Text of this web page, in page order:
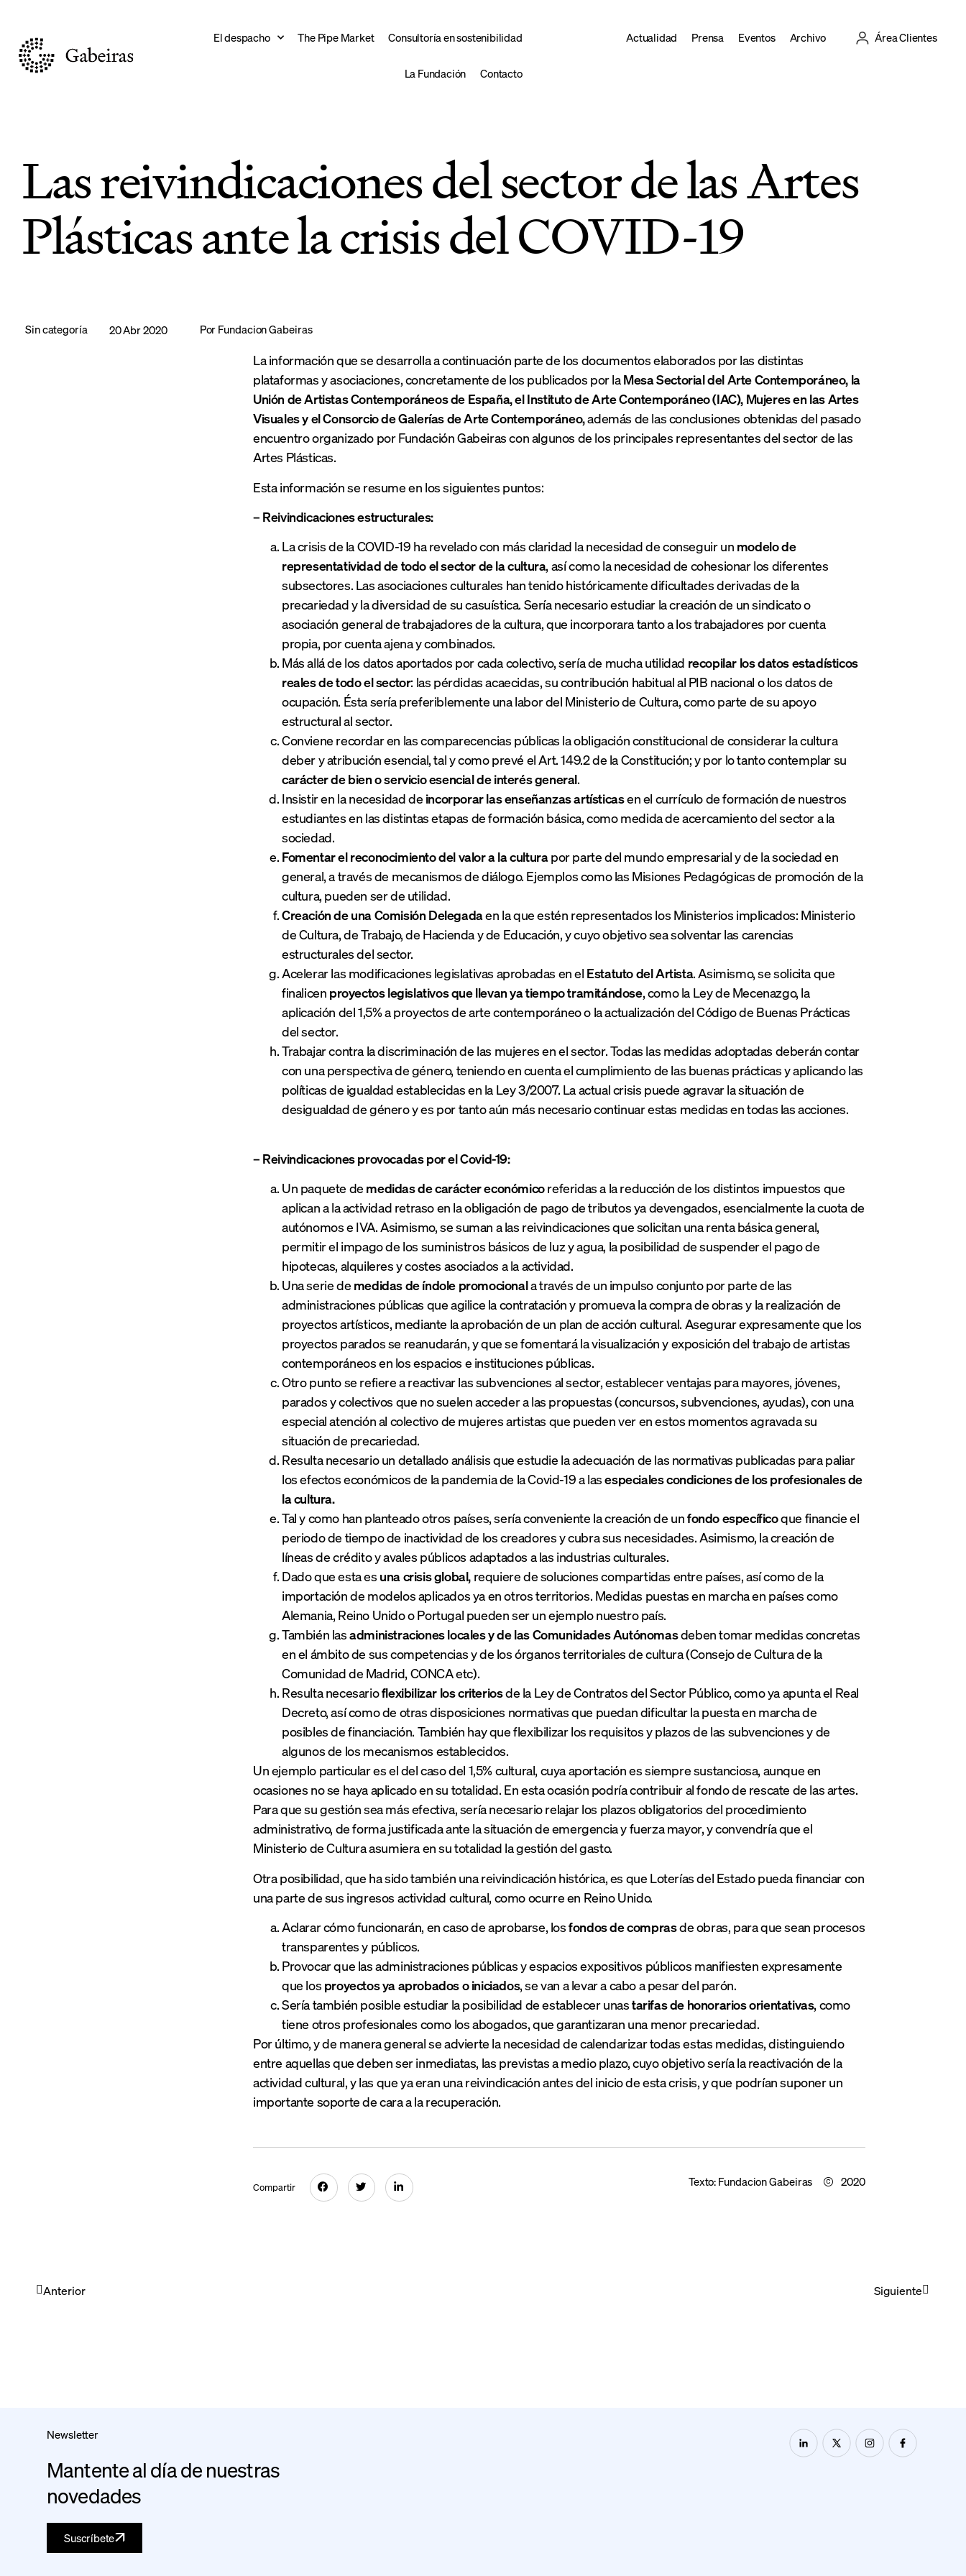
El despacho The Pipe Market Consultoría en sostenibilidad
La Fundación Contacto
Actualidad Prensa Eventos Archivo Área Clientes
Las reivindicaciones del sector de las Artes
Plásticas ante la crisis del COVID-19
Sin categoría 20 Abr 2020 Por Fundacion Gabeiras
La información que se desarrolla a continuación parte de los documentos elaborados por las distintas
plataformas y asociaciones, concretamente de los publicados por laMesa Sectorial del Arte Contemporáneo, la
Unión de Artistas Contemporáneos de España, el Instituto de Arte Contemporáneo (IAC), Mujeres en las Artes
Visuales y el Consorcio de Galerías de Arte Contemporáneo,además de las conclusiones obtenidas del pasado
encuentro organizado por Fundación Gabeiras con algunos de los principales representantes del sector de las
Artes Plásticas.
Esta información se resume en los siguientes puntos:
– Reivindicaciones estructurales:
La crisis de la COVID-19 ha revelado con más claridad la necesidad de conseguir un modelo de
representatividad de todo el sector de la cultura, así como la necesidad de cohesionar los diferentes
subsectores. Las asociaciones culturales han tenido históricamente dificultades derivadas de la
precariedad y la diversidad de su casuística. Sería necesario estudiar la creación de un sindicato o
asociación general de trabajadores de la cultura, que incorporara tanto a los trabajadores por cuenta
propia, por cuenta ajena y combinados.
Más allá de los datos aportados por cada colectivo, sería de mucha utilidad recopilar los datos estadísticos
reales de todo el sector: las pérdidas acaecidas, su contribución habitual al PIB nacional o los datos de
ocupación. Ésta sería preferiblemente una labor del Ministerio de Cultura, como parte de su apoyo
estructural al sector.
Conviene recordar en las comparecencias públicas la obligación constitucional de considerar la cultura
deber y atribución esencial, tal y como prevé el Art. 149.2 de la Constitución; y por lo tanto contemplar su
carácter de bien o servicio esencial de interés general.
Insistir en la necesidad de incorporar las enseñanzas artísticasen el currículo de formación de nuestros
estudiantes en las distintas etapas de formación básica, como medida de acercamiento del sector a la
sociedad.
Fomentar el reconocimiento del valor a la culturapor parte del mundo empresarial y de la sociedad en
general, a través de mecanismos de diálogo. Ejemplos como las Misiones Pedagógicas de promoción de la
cultura, pueden ser de utilidad.
Creación de una Comisión Delegadaen la que estén representados los Ministerios implicados: Ministerio
de Cultura, de Trabajo, de Hacienda y de Educación, y cuyo objetivo sea solventar las carencias
estructurales del sector.
Acelerar las modificaciones legislativas aprobadas en el Estatuto del Artista. Asimismo, se solicita que
finalicen proyectos legislativos que llevan ya tiempo tramitándose, como la Ley de Mecenazgo, la
aplicación del 1,5% a proyectos de arte contemporáneo o la actualización del Código de Buenas Prácticas
del sector.
Trabajar contra la discriminación de las mujeres en el sector. Todas las medidas adoptadas deberán contar
con una perspectiva de género, teniendo en cuenta el cumplimiento de las buenas prácticas y aplicando las
políticas de igualdad establecidas en la Ley 3/2007. La actual crisis puede agravar la situación de
desigualdad de género y es por tanto aún más necesario continuar estas medidas en todas las acciones.
– Reivindicaciones provocadas por el Covid-19:
Un paquete de medidasde carácter económicoreferidas a la reducción de los distintos impuestos que
aplican a la actividad retraso en la obligación de pago de tributos ya devengados, esencialmente la cuota de
autónomos e IVA. Asimismo, se suman a las reivindicaciones que solicitan una renta básica general,
permitir el impago de los suministros básicos de luz y agua, la posibilidad de suspender el pago de
hipotecas, alquileres y costes asociados a la actividad.
Una serie de medidas de índole promocionala través de un impulso conjunto por parte de las
administraciones públicas que agilice la contratación y promueva la compra de obras y la realización de
proyectos artísticos, mediante la aprobación de un plan de acción cultural. Asegurar expresamente que los
proyectos parados se reanudarán, y que se fomentará la visualización y exposición del trabajo de artistas
contemporáneos en los espacios e instituciones públicas.
Otro punto se refiere a reactivar las subvenciones al sector, establecer ventajas para mayores, jóvenes,
parados y colectivos que no suelen acceder a las propuestas (concursos, subvenciones, ayudas), con una
especial atención al colectivo de mujeres artistas que pueden ver en estos momentos agravada su
situación de precariedad.
Resulta necesario un detallado análisis que estudie la adecuación de las normativas publicadas para paliar
los efectos económicos de la pandemia de la Covid-19 a lasespeciales condiciones de los profesionales de
la cultura.
Tal y como han planteado otros países, sería conveniente la creación de unfondo específicoque financie el
periodo de tiempo de inactividad de los creadores y cubra sus necesidades. Asimismo, la creación de
líneas de crédito y avales públicos adaptados a las industrias culturales.
Dado que esta es una crisis global, requiere de soluciones compartidas entre países, así como de la
importación de modelos aplicados ya en otros territorios. Medidas puestas en marcha en países como
Alemania, Reino Unido o Portugal pueden ser un ejemplo nuestro país.
También lasadministraciones locales y de las Comunidades Autónomasdeben tomar medidas concretas
en el ámbito de sus competencias y de los órganos territoriales de cultura (Consejo de Cultura de la
Comunidad de Madrid, CONCA etc).
Resulta necesarioflexibilizar los criteriosde la Ley de Contratos del Sector Público, como ya apunta el Real
Decreto, así como de otras disposiciones normativas que puedan dificultar la puesta en marcha de
posibles de financiación. También hay que flexibilizar los requisitos y plazos de las subvenciones y de
algunos de los mecanismos establecidos.
Un ejemplo particular es el del caso del 1,5% cultural, cuya aportación es siempre sustanciosa, aunque en
ocasiones no se haya aplicado en su totalidad. En esta ocasión podría contribuir al fondo de rescate de las artes.
Para que su gestión sea más efectiva, sería necesario relajar los plazos obligatorios del procedimiento
administrativo, de forma justificada ante la situación de emergencia y fuerza mayor, y convendría que el
Ministerio de Cultura asumiera en su totalidad la gestión del gasto.
Otra posibilidad, que ha sido también una reivindicación histórica, es que Loterías del Estado pueda financiar con
una parte de sus ingresos actividad cultural, como ocurre en Reino Unido.
Aclarar cómo funcionarán, en caso de aprobarse, losfondos de comprasde obras, para que sean procesos
transparentes y públicos.
Provocar que las administraciones públicas y espacios expositivos públicos manifiesten expresamente
que los proyectos ya aprobados o iniciados, se van a levar a cabo a pesar del parón.
Sería también posible estudiar la posibilidad de establecer unastarifas de honorarios orientativas, como
tiene otros profesionales como los abogados, que garantizaran una menor precariedad.
Por último, y de manera general se advierte la necesidad de calendarizar todas estas medidas, distinguiendo
entre aquellas que deben ser inmediatas, las previstas a medio plazo, cuyo objetivo sería la reactivación de la
actividad cultural, y las que ya eran una reivindicación antes del inicio de esta crisis, y que podrían suponer un
importante soporte de cara a la recuperación.
Compartir Texto: Fundacion Gabeiras 2020
Anterior Siguiente
Newsletter
Mantente al día de nuestras
novedades
Suscríbete